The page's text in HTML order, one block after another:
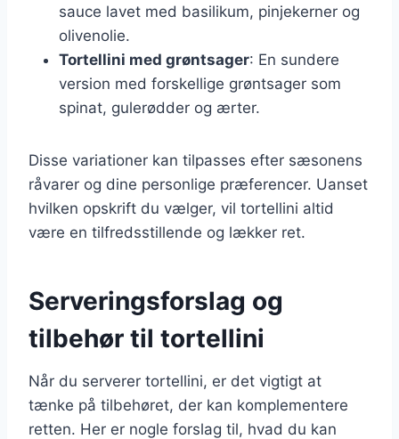
sauce lavet med basilikum, pinjekerner og
olivenolie.
Tortellini med grøntsager: En sundere
version med forskellige grøntsager som
spinat, gulerødder og ærter.
Disse variationer kan tilpasses efter sæsonens
råvarer og dine personlige præferencer. Uanset
hvilken opskrift du vælger, vil tortellini altid
være en tilfredsstillende og lækker ret.
Serveringsforslag og
tilbehør til tortellini
Når du serverer tortellini, er det vigtigt at
tænke på tilbehøret, der kan komplementere
retten. Her er nogle forslag til, hvad du kan